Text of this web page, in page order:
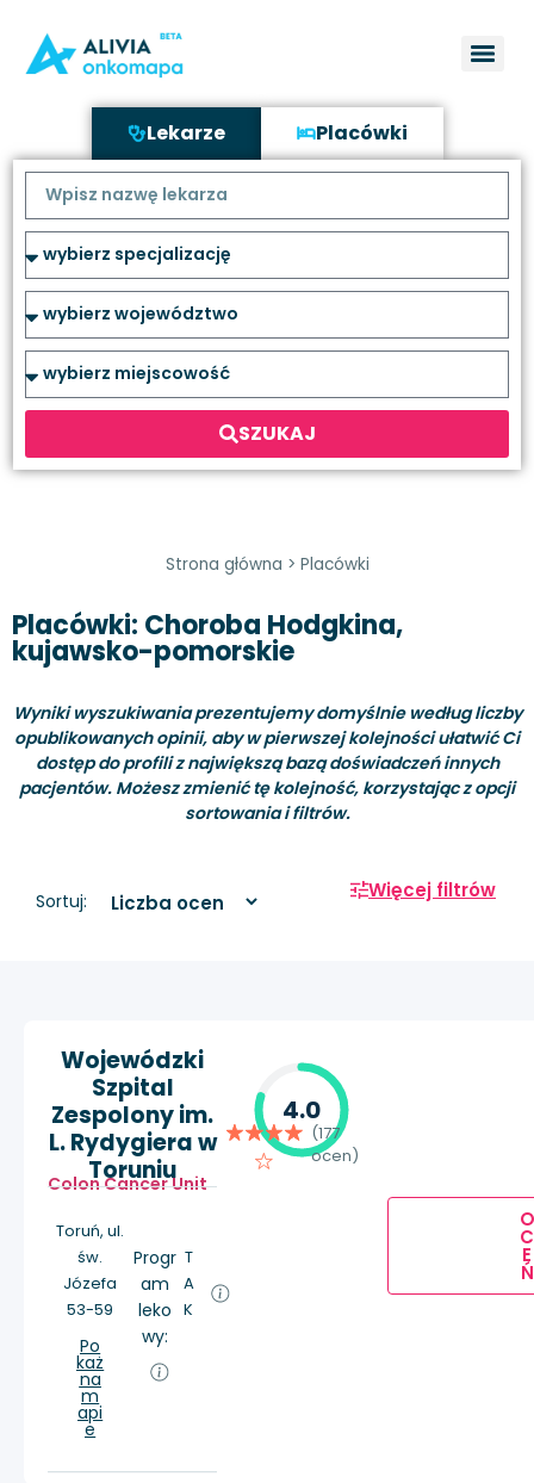
Lekarze Placówki
SZUKAJ
Strona główna > Placówki
Placówki: Choroba Hodgkina,
kujawsko-pomorskie
Wyniki wyszukiwania prezentujemy domyślnie według liczby
opublikowanych opinii, aby w pierwszej kolejności ułatwić Ci
dostęp do profili z największą bazą doświadczeń innych
pacjentów. Możesz zmienić tę kolejność, korzystając z opcji
sortowania i filtrów.
Sortuj: Więcej filtrów
Wojewódzki
Szpital
Zespolony im.
L. Rydygiera w
Toruniu
Colon Cancer Unit
Toruń, ul.
św.
Józefa
53-59
Po
każ
na
m
api
e
Progr
am
leko
wy:
T
A
K
4.0
(177
ocen)
O
C
E
Ń